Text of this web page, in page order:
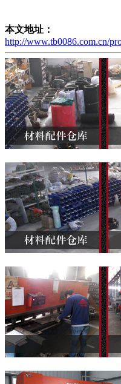
本文地址：
http://www.tb0086.com.cn/